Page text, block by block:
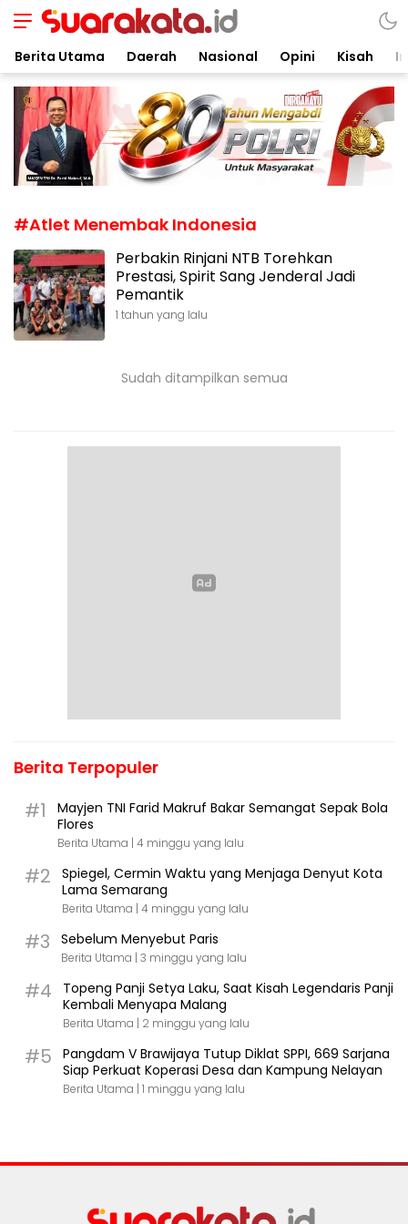
Suarakata.id
Kata Bicara Suara Bergerak
Berita Utama Daerah Nasional Opini Kisah
#Atlet Menembak Indonesia
Perbakin Rinjani NTB Torehkan
Prestasi, Spirit Sang Jenderal Jadi
Pemantik
1 tahun yang lalu
Sudah ditampilkan semua
Berita Terpopuler
#1
Mayjen TNI Farid Makruf Bakar Semangat Sepak Bola
Flores
Berita Utama | 4 minggu yang lalu
#2
Spiegel, Cermin Waktu yang Menjaga Denyut Kota
Lama Semarang
Berita Utama | 4 minggu yang lalu
#3 Sebelum Menyebut Paris
Berita Utama | 3 minggu yang lalu
#4
Topeng Panji Setya Laku, Saat Kisah Legendaris Panji
Kembali Menyapa Malang
Berita Utama | 2 minggu yang lalu
#5
Pangdam V Brawijaya Tutup Diklat SPPI, 669 Sarjana
Siap Perkuat Koperasi Desa dan Kampung Nelayan
Berita Utama | 1 minggu yang lalu